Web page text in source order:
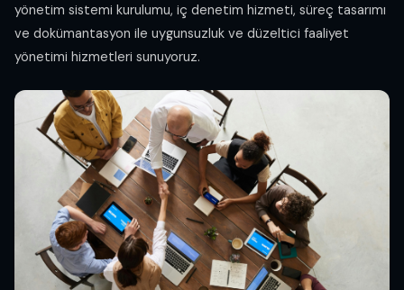
yönetim sistemi kurulumu, iç denetim hizmeti, süreç tasarımı
ve dokümantasyon ile uygunsuzluk ve düzeltici faaliyet
yönetimi hizmetleri sunuyoruz.